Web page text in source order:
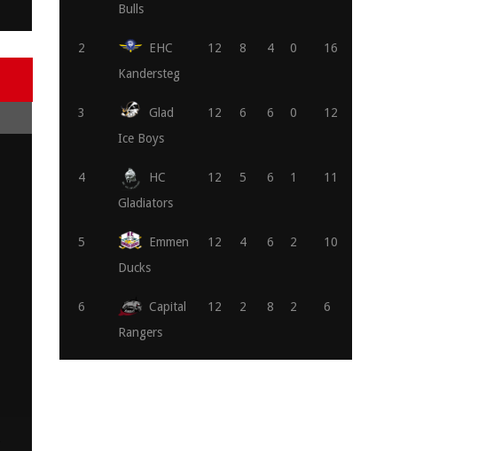
Bulls
2
EHC
Kandersteg
12 8 4 0 16
3
Glad
Ice Boys
12 6 6 0 12
4
HC
Gladiators
12 5 6 1 11
5
Emmen
Ducks
12 4 6 2 10
6
Capital
Rangers
12 2 8 2 6